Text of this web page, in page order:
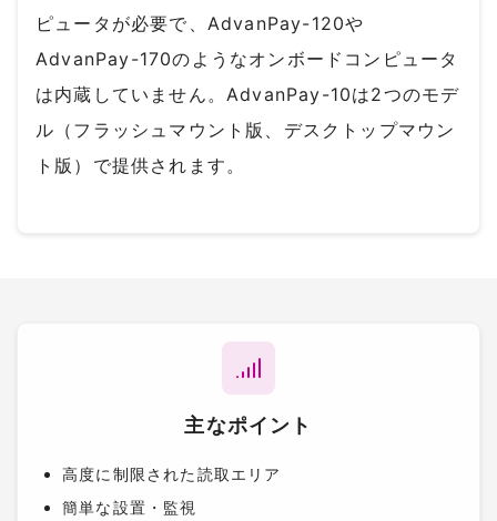
ピュータが必要で、AdvanPay-120や
AdvanPay-170のようなオンボードコンピュータ
は内蔵していません。AdvanPay-10は2つのモデ
ル（フラッシュマウント版、デスクトップマウン
ト版）で提供されます。
主なポイント
高度に制限された読取エリア
簡単な設置・監視